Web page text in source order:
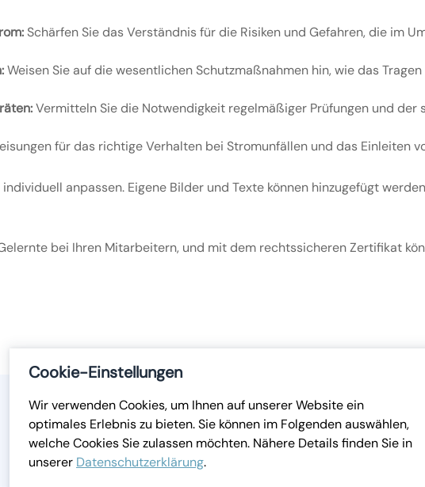
Schärfen Sie das Verständnis für die Risiken und Gefahren, die im
Weisen Sie auf die wesentlichen Schutzmaßnahmen hin, wie das
Vermitteln Sie die Notwendigkeit regelmäßiger Prüfungen und der
für das richtige Verhalten bei Stromunfällen und das Einleiten
anpassen. Eigene Bilder und Texte können hinzugefügt
bei Ihren Mitarbeitern, und mit dem rechtssicheren Zertifikat
Cookie-Einstellungen
Wir verwenden Cookies, um Ihnen auf unserer Website ein
optimales Erlebnis zu bieten. Sie können im Folgenden auswählen,
welche Cookies Sie zulassen möchten. Nähere Details finden Sie in
unserer Datenschutzerklärung.